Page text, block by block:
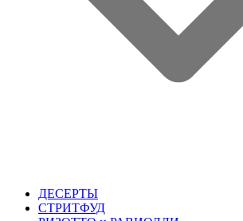
ДЕСЕРТЫ
СТРИТФУД